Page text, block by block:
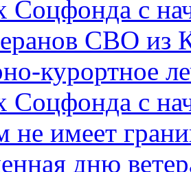
Соцфонда с
СВО из
курортное
Соцфонда с
не имеет
дню